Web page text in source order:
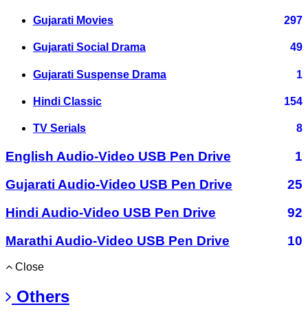
Gujarati Movies 297
Gujarati Social Drama 49
Gujarati Suspense Drama 1
Hindi Classic 154
TV Serials 8
English Audio-Video USB Pen Drive
1
Gujarati Audio-Video USB Pen Drive
25
Hindi Audio-Video USB Pen Drive
92
Marathi Audio-Video USB Pen Drive
10
Close
Others